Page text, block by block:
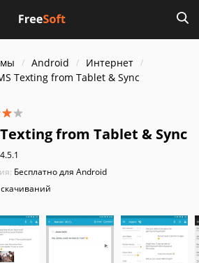
Android
Интернет
Texting from Tablet & Sync
Texting from Tablet & Sync
4.5.1
Бесплатно для Android